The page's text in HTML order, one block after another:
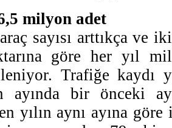
milyon adet
sayısı arttıkça ve
göre her yıl
Trafiğe kaydı
ayında bir önceki
yılın aynı ayına